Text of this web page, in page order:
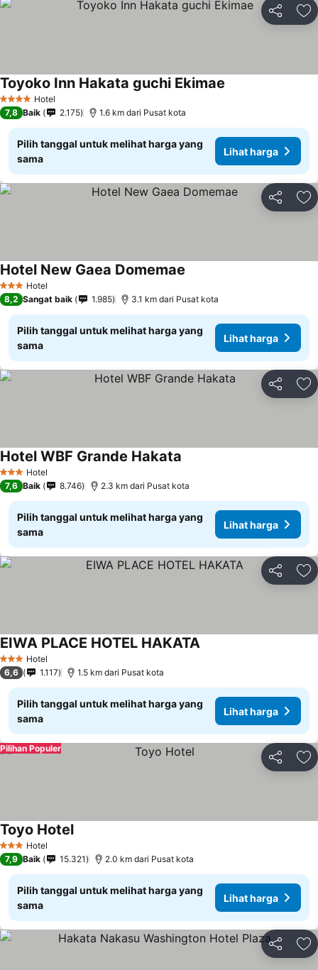
Bagikan
4 BintangHotel
Toyoko Inn Hakata guchi Ekimae
7,8 Baik 2.175 1.6 km dari Pusat kota
Pilih tanggal untuk melihat harga yang
sama
Lihat harga
Bagikan
3 BintangHotel
Hotel New Gaea Domemae
8,2 Sangat baik 1.985 3.1 km dari Pusat kota
Pilih tanggal untuk melihat harga yang
sama
Lihat harga
Bagikan
3 BintangHotel
Hotel WBF Grande Hakata
7,6 Baik 8.746 2.3 km dari Pusat kota
Pilih tanggal untuk melihat harga yang
sama
Lihat harga
Bagikan
3 BintangHotel
EIWA PLACE HOTEL HAKATALihat harga
6,6 1.117 1.5 km dari Pusat kota
Pilih tanggal untuk melihat harga yang
sama
Lihat harga
Bagikan
Pilihan Populer
3 BintangHotel
Toyo HotelLihat harga
7,9 Baik 15.321 2.0 km dari Pusat kota
Pilih tanggal untuk melihat harga yang
sama
Lihat harga
Bagikan